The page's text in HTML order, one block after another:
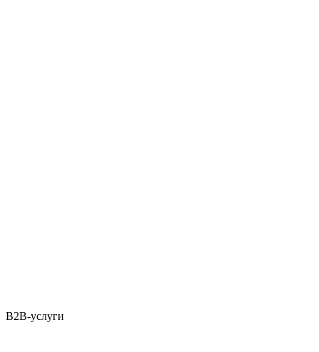
B2B-услуги